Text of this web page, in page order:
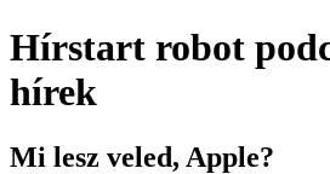
Hírstart robot
hírek
Mi lesz veled, Apple?